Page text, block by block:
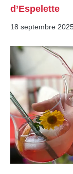
d’Espelette
18 septembre